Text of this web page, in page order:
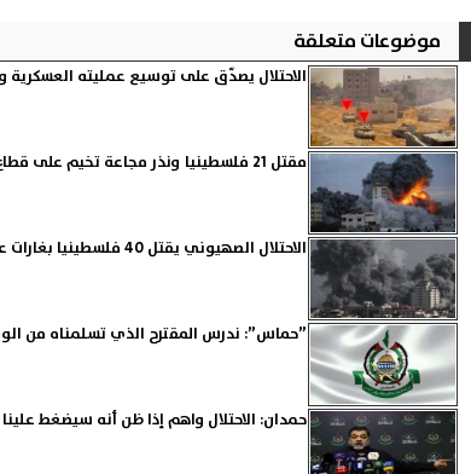
موضوعات متعلقة
الاحتلال يصدّق على توسيع عمليته
مقتل 21 فلسطينيا ونذر مجاعة تخيم على قطاع غزة
الاحتلال الصهيوني يقتل 40 فلسطينيا بغارات على غزة بينهم نساء وأطفال
”حماس”: ندرس المقترح الذي تسلمناه من
حمدان: الاحتلال واهم إذا ظن أنه سيضغط